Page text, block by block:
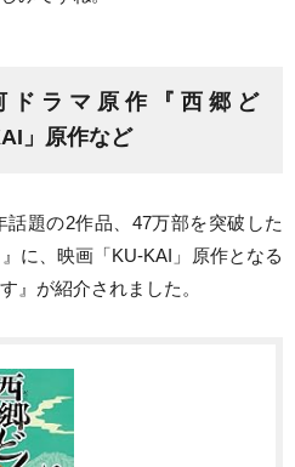
ドラマ原作『西郷ど
」原作など
題の2作品、47万部を突破した
に、映画「KU-KAI」原作となる
』が紹介されました。